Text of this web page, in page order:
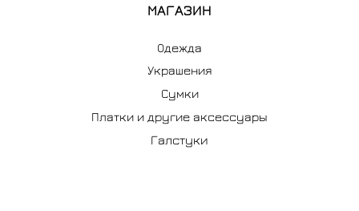
МАГАЗИН
Одежда
Украшения
Сумки
Платки и другие аксессуары
Галстуки